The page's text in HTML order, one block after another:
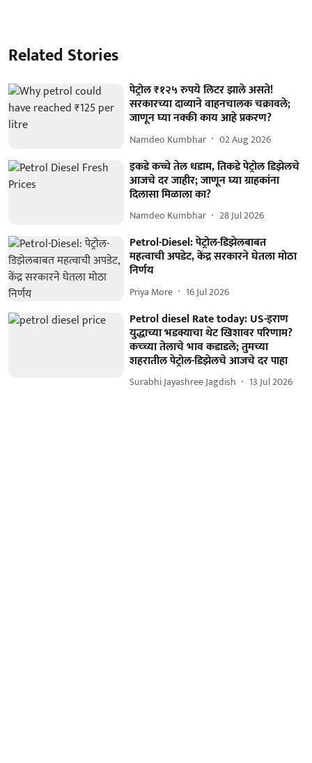
Related Stories
पेट्रोल ₹१२५ रुपये लिटर झाले असते!
सरकारच्या दाव्याने वाहनचालक चक्रावले;
जाणून घ्या नक्की काय आहे प्रकरण?
Namdeo Kumbhar 02 Aug 2026
इकडे कच्चे तेल धडाम, तिकडे पेट्रोल डिझेलचे
आजचे दर जाहीर; जाणून घ्या ग्राहकांना
दिलासा मिळाला का?
Namdeo Kumbhar 28 Jul 2026
Petrol-Diesel: पेट्रोल-डिझेलबाबत
महत्वाची अपडेट, केंद्र सरकारने घेतला मोठा
निर्णय
Priya More 16 Jul 2026
Petrol diesel Rate today: US-इराण
युद्धाच्या भडक्याचा थेट खिशावर परिणाम?
कच्च्या तेलाचे भाव कडाडले; तुमच्या
शहरातील पेट्रोल-डिझेलचे आजचे दर पाहा
Surabhi Jayashree Jagdish 13 Jul 2026